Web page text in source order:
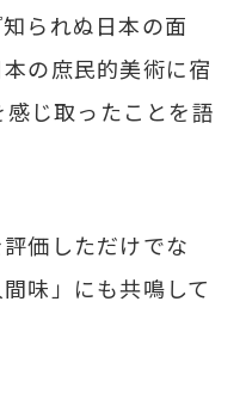
られぬ日本の面
の庶民的美術に宿
じ取ったことを語
価しただけでな
味」にも共鳴して